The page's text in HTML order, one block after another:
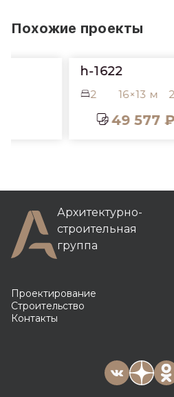
Похожие проекты
h-1622
16×13 м 235 м²
49 577 ₽
Архитектурно-
строительная
группа
Проектирование
Строительство
Контакты